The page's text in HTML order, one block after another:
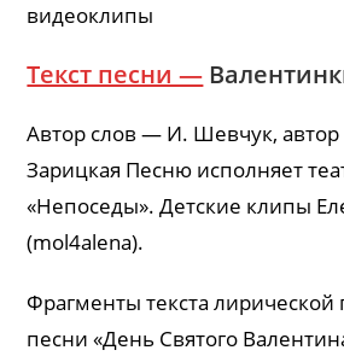
видеоклипы
Текст песни —
Автор слов — И. Шевчук, автор
Зарицкая Песню исполняет
«Непоседы». Детские клипы
(mol4alena).
Фрагменты текста лирической
песни «День Святого